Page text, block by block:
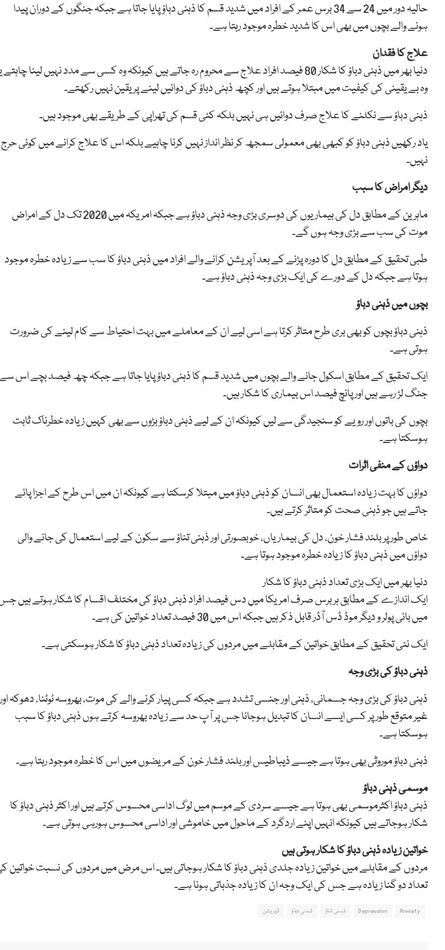
حالیہ دور میں 24 سے 34 برس عمر کے افراد میں شدید قسم کا ذہنی دباؤ پایا جاتا ہے جبکہ جنگوں کے دوران پیدا
ہونے والے بچوں میں بھی اس کا شدید خطرہ موجود رہتا ہے۔
علاج کا فقدان
دنیا بھر میں ذہنی دباؤ کا شکار 80 فیصد افراد علاج سے محروم رہ جاتے ہیں کیونکہ وہ کسی سے مدد نہیں لینا چاہتے
وہ بے یقینی کی کیفیت میں مبتلا ہوتے ہیں اور کچھ ذہنی دباؤ کی دوائیں لینے پر یقین نہیں رکھتے۔
ذہنی دباؤ سے نکلنے کا علاج صرف دوائیں ہی نہیں بلکہ کئی قسم کی تھراپی کے طریقے بھی موجود ہیں۔
یاد رکھیں ذہنی دباؤ کو کبھی بھی معمولی سمجھ کر نظر انداز نہیں کرنا چاہیے بلکہ اس کا علاج کرانے میں کوئی حرج
نہیں۔
دیگر امراض کا سبب
ماہرین کے مطابق دل کی بیماریوں کی دوسری بڑی وجہ ذہنی دباؤ ہے جبکہ امریکہ میں 2020 تک دل کے امراض
موت کی سب سے بڑی وجہ ہوں گے۔
طبی تحقیق کے مطابق دل کا دورہ پڑنے کے بعد آپریشن کرانے والے افراد میں ذہنی دباؤ کا سب سے زیادہ خطرہ موجود
ہوتا ہے جبکہ دل کے دورے کی ایک بڑی وجہ ذہنی دباؤ ہے۔
بچوں میں ذہنی دباؤ
ذہنی دباؤ بچوں کو بھی بری طرح متاثر کرتا ہے اسی لیے ان کے معاملے میں بہت احتیاط سے کام لینے کی ضرورت
ہوتی ہے۔
ایک تحقیق کے مطابق اسکول جانے والے بچوں میں شدید قسم کا ذہنی دباؤ پایا جاتا ہے جبکہ چھ فیصد بچے اس
جنگ لڑ رہے ہیں اور پانچ فیصد اس بیماری کا شکار ہیں۔
بچوں کی باتوں اور رویے کو سنجیدگی سے لیں کیونکہ ان کے لیے ذہنی دباؤ بڑوں سے بھی کہیں زیادہ خطرناک ثابت
ہوسکتا ہے۔
دواؤں کے منفی اثرات
دواؤں کا بہت زیادہ استعمال بھی انسان کو ذہنی دباؤ میں مبتلا کرسکتا ہے کیونکہ ان میں اس طرح کے اجزا پائے
جاتے ہیں جو ذہنی صحت کو متاثر کرتے ہیں۔
خاص طور پر بلند فشار خون، دل کی بیماریاں، خوبصورتی اور ذہنی تناؤ سے سکون کے لیے استعمال کی جانے والی
دواؤں میں ذہنی دباؤ کا زیادہ خطرہ موجود ہوتا ہے۔
دنیا بھر میں ایک بڑی تعداد ذہنی دباؤ کا شکار
ایک اندازے کے مطابق ہر برس صرف امریکا میں دس فیصد افراد ذہنی دباؤ کی مختلف اقسام کا شکار ہوتے ہیں
میں بائی پولر و دیگر موڈ ڈس آڈر قابل ذکر ہیں جبکہ اس میں 30 فیصد تعداد خواتین کی ہے۔
ایک نئی تحقیق کے مطابق خواتین کے مقابلے میں مردوں کی زیادہ تعداد ذہنی دباؤ کا شکار ہوسکتی ہے۔
ذہنی دباؤ کی بڑی وجہ
ذہنی دباؤ کی بڑی وجہ جسمانی، ذہنی اور جنسی تشدد ہے جبکہ کسی پیار کرنے والے کی موت، بھروسہ ٹوٹنا، دھوکہ اور
غیر متوقع طور پر کسی ایسے انسان کا تبدیل ہوجانا جس پر آپ حد سے زیادہ بھروسہ کرتے ہوں ذہنی دباؤ کا سبب
ہوسکتا ہے۔
ذہنی دباؤ موروثی بھی ہوتا ہے جیسے ذیباطیس اور بلند فشار خون کے مریضوں میں اس کا خطرہ موجود رہتا ہے۔
موسمی ذہنی دباؤ
ذہنی دباؤ اکثرموسمی بھی ہوتا ہے جیسے سردی کے موسم میں لوگ اداسی محسوس کرتے ہیں اور اکثر ذہنی دباؤ کا
شکار ہوجاتے ہیں کیونکہ انہیں اپنے اردگرد کے ماحول میں خاموشی اور اداسی محسوس ہورہی ہوتی ہے۔
خواتین زیادہ ذہنی دباؤ کا شکار ہوتی ہیں
مردوں کے مقابلے میں خواتین زیادہ جلدی ذہنی دباؤ کا شکار ہوجاتی ہیں۔ اس مرض میں مردوں کی نسبت خواتین
تعداد دو گنا زیادہ ہے جس کی ایک وجہ ان کا زیادہ جذباتی ہونا ہے۔
Anxiety
Depression ذہنی تناؤ ذہنی دباؤ ڈپریشن